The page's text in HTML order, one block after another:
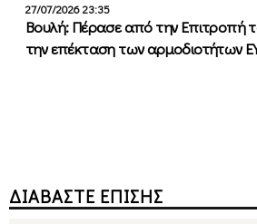
27/07/2026 23:35
Βουλή: Πέρασε από την Επιτροπή
την επέκταση των αρμοδιοτήτων
ΔΙΑΒΑΣΤΕ ΕΠΙΣΗΣ